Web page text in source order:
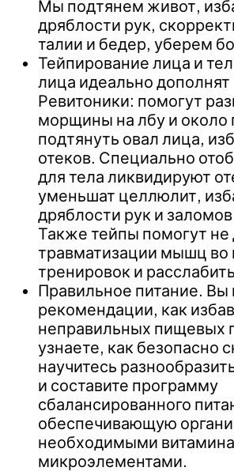
Мы подтянем живот,
дряблости рук,
талии и бедер, уберем
Тейпирование лица и
лица идеально
Ревитоники: помогут
морщины на лбу и около
подтянуть овал лица,
отеков. Специально
для тела ликвидируют
уменьшат целлюлит,
дряблости рук и
Также тейпы помогут не
травматизации мышц во
тренировок и
Правильное питание. Вы
рекомендации, как
неправильных пищевых
узнаете, как безопасно
научитесь
и составите программу
сбалансированного
обеспечивающую
необходимыми
микроэлементами.